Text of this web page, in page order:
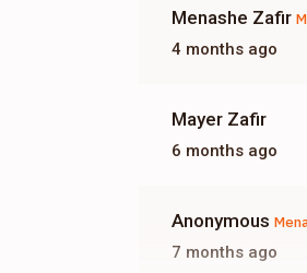
Menashe Zafir
4 months ago
Mayer Zafir
6 months ago
Anonymous
7 months ago